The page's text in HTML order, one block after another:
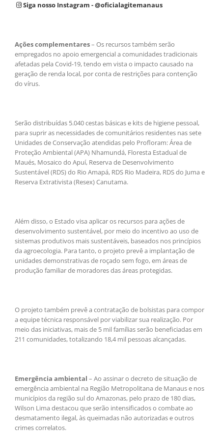
Siga nosso Instagram - @oficialagitemanaus
Ações complementares– Os recursos também serão
empregados no apoio emergencial a comunidades tradicionais
afetadas pela Covid-19, tendo em vista o impacto causado na
geração de renda local, por conta de restrições para contenção
do vírus.
Serão distribuídas 5.040 cestas básicas e kits de higiene pessoal,
para suprir as necessidades de comunitários residentes nas sete
Unidades de Conservação atendidas pelo Profloram: Área de
Proteção Ambiental (APA) Nhamundá, Floresta Estadual de
Maués, Mosaico do Apuí, Reserva de Desenvolvimento
Sustentável (RDS) do Rio Amapá, RDS Rio Madeira, RDS do Juma e
Reserva Extrativista (Resex) Canutama.
Além disso, o Estado visa aplicar os recursos para ações de
desenvolvimento sustentável, por meio do incentivo ao uso de
sistemas produtivos mais sustentáveis, baseados nos princípios
da agroecologia. Para tanto, o projeto prevê a implantação de
unidades demonstrativas de roçado sem fogo, em áreas de
produção familiar de moradores das áreas protegidas.
O projeto também prevê a contratação de bolsistas para compor
a equipe técnica responsável por viabilizar sua realização. Por
meio das iniciativas, mais de 5 mil famílias serão beneficiadas em
211 comunidades, totalizando 18,4 mil pessoas alcançadas.
Emergência ambiental – Ao assinar o decreto de situação de
emergência ambiental na Região Metropolitana de Manaus e nos
municípios da região sul do Amazonas, pelo prazo de 180 dias,
Wilson Lima destacou que serão intensificados o combate ao
desmatamento ilegal, às queimadas não autorizadas e outros
crimes correlatos.